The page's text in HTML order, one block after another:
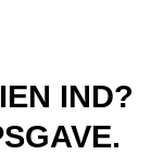
IND?